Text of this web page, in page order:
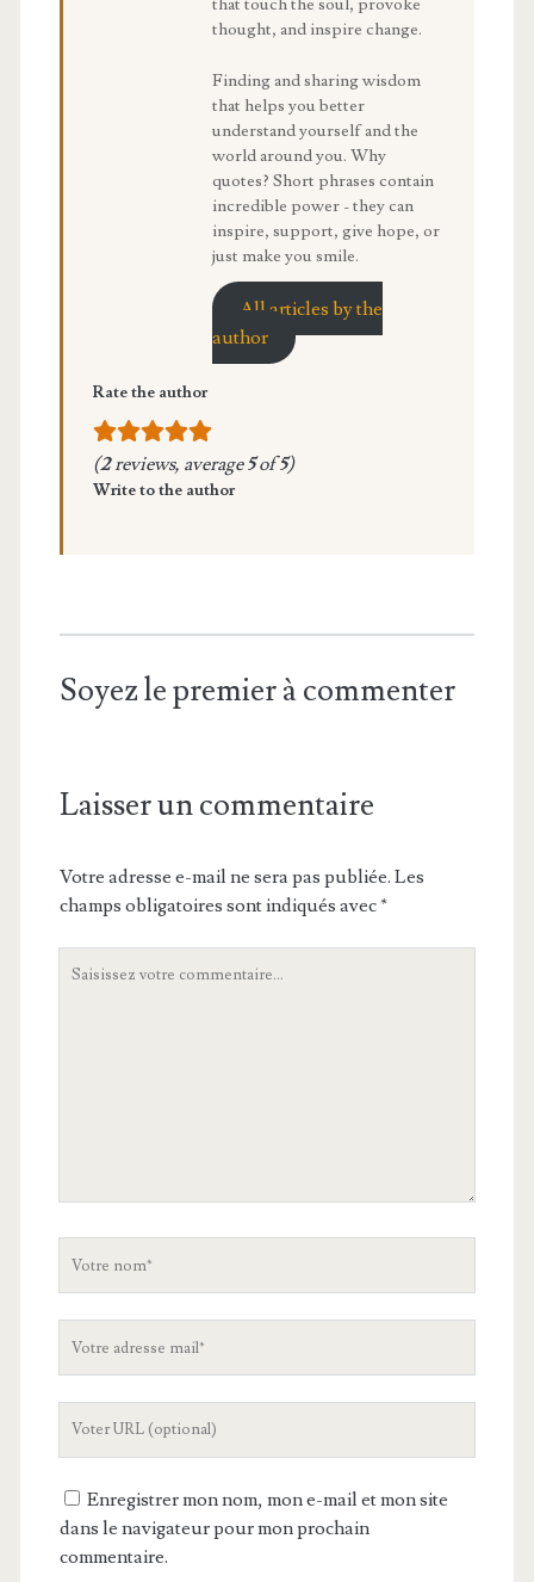
that touch the soul, provoke
thought, and inspire change.
Finding and sharing wisdom
that helps you better
understand yourself and the
world around you. Why
quotes? Short phrases contain
incredible power - they can
inspire, support, give hope, or
just make you smile.
All articles by the
author
Rate the author
(2reviews, average5of5)
Write to the author
Soyez le premier à commenter
Laisser un commentaire
Votre adresse e-mail ne sera pas publiée. Les
champs obligatoires sont indiqués avec*
site Enregistrer mon nom, mon e-mail et mon site
dans le navigateur pour mon prochain
commentaire.